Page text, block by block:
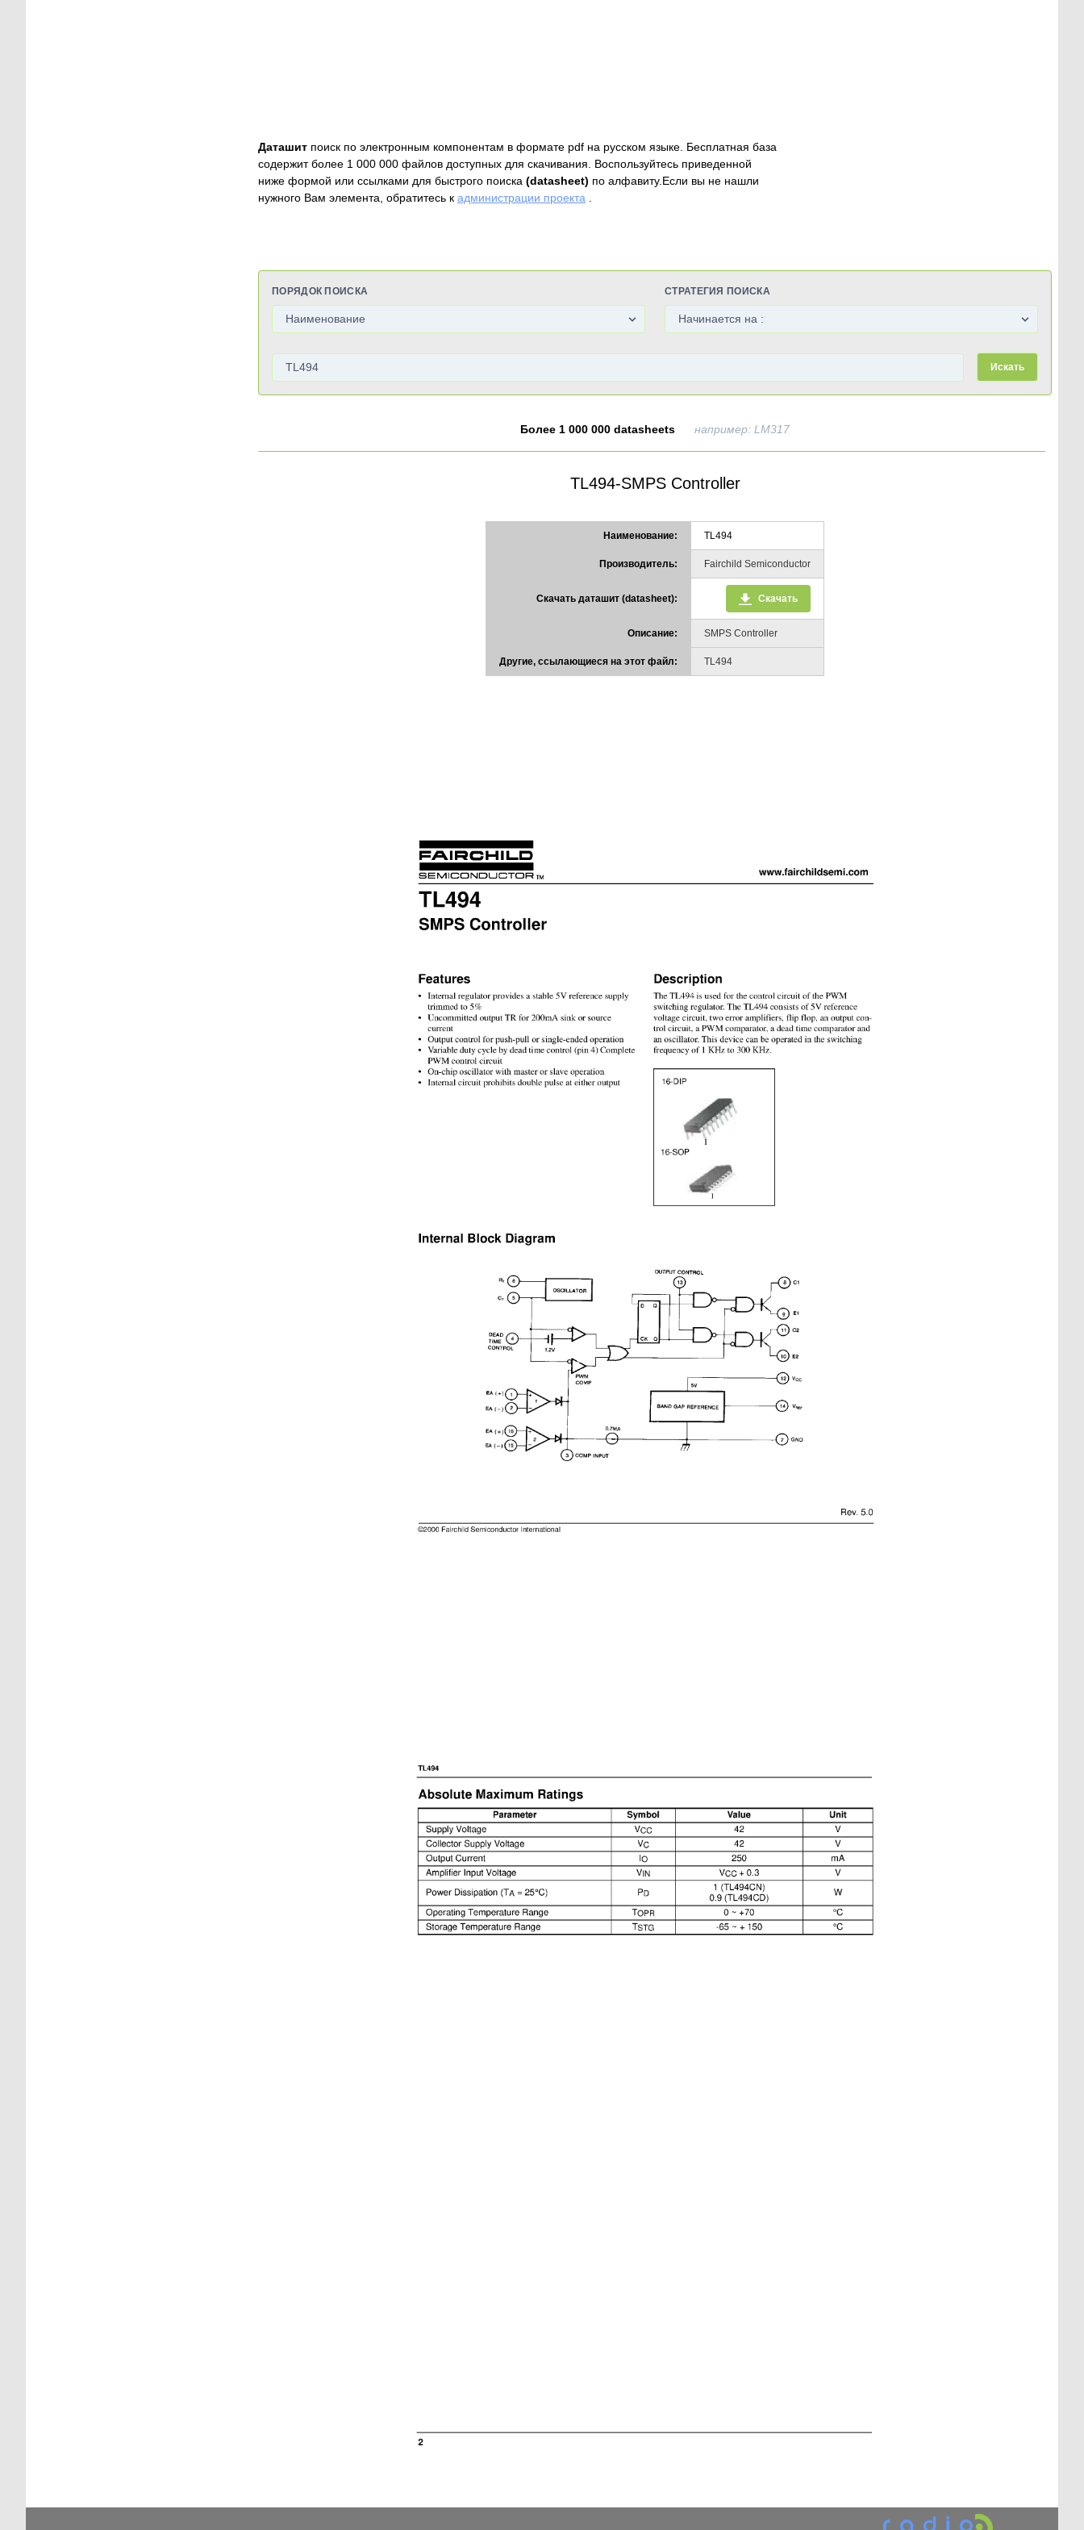
Даташит поиск по электронным компонентам в формате pdf на русском языке. Бесплатная база
содержит более 1 000 000 файлов доступных для скачивания. Воспользуйтесь приведенной
ниже формой или ссылками для быстрого поиска (datasheet) по алфавиту.Если вы не нашли
нужного Вам элемента, обратитесь к администрации проекта .
ПОРЯДОК ПОИСКА СТРАТЕГИЯ ПОИСКА
Искать
Более 1 000 000 datasheets например: LM317
TL494-SMPS Controller
Наименование: TL494
Производитель: Fairchild Semiconductor
Скачать даташит (datasheet): Скачать
Описание: SMPS Controller
Другие, ссылающиеся на этот файл: TL494